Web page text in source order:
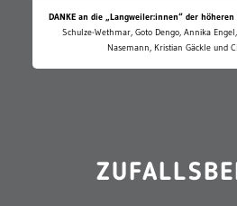
DANKE an die „Langweiler:innen“ der höheren
Schulze-Wethmar, Goto Dengo, Annika
Nasemann, Kristian Gäckle und